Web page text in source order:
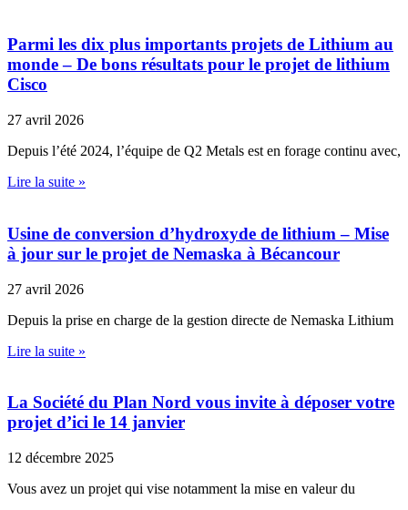
Parmi les dix plus importants projets de Lithium au
monde – De bons résultats pour le projet de lithium
Cisco
27 avril 2026
Depuis l’été 2024, l’équipe de Q2 Metals est en forage continu avec,
Lire la suite »
Usine de conversion d’hydroxyde de lithium – Mise
à jour sur le projet de Nemaska à Bécancour
27 avril 2026
Depuis la prise en charge de la gestion directe de Nemaska Lithium
Lire la suite »
La Société du Plan Nord vous invite à déposer votre
projet d’ici le 14 janvier
12 décembre 2025
Vous avez un projet qui vise notamment la mise en valeur du